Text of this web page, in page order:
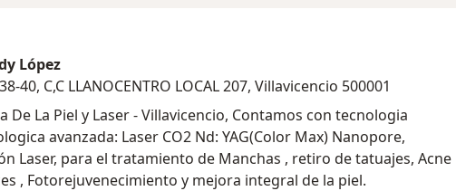
López
40, C,C LLANOCENTRO LOCAL 207, Villavicencio 500001
Piel y Laser - Villavicencio, Contamos con tecnologia
avanzada: Laser CO2 Nd: YAG(Color Max) Nanopore,
Laser, para el tratamiento de Manchas , retiro de tatuajes, Acne
, Fotorejuvenecimiento y mejora integral de la piel.